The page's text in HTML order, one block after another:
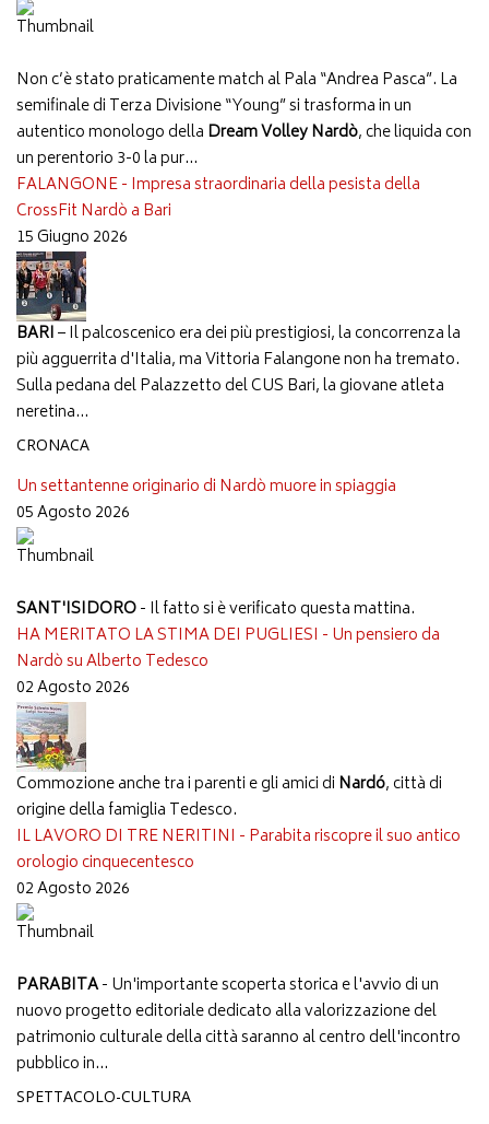
Non c’è stato praticamente match al Pala “Andrea Pasca”. La
semifinale di Terza Divisione “Young” si trasforma in un
autentico monologo della Dream Volley Nardò, che liquida con
un perentorio 3-0 la pur...
FALANGONE - Impresa straordinaria della pesista della
CrossFit Nardò a Bari
15 Giugno 2026
BARI– Il palcoscenico era dei più prestigiosi, la concorrenza la
più agguerrita d'Italia, ma Vittoria Falangone non ha tremato.
Sulla pedana del Palazzetto del CUS Bari, la giovane atleta
neretina...
CRONACA
Un settantenne originario di Nardò muore in spiaggia
05 Agosto 2026
SANT'ISIDORO- Il fatto si è verificato questa mattina.
HA MERITATO LA STIMA DEI PUGLIESI - Un pensiero da
Nardò su Alberto Tedesco
02 Agosto 2026
Commozione anche tra i parenti e gli amici di Nardó, città di
origine della famiglia Tedesco.
IL LAVORO DI TRE NERITINI - Parabita riscopre il suo antico
orologio cinquecentesco
02 Agosto 2026
PARABITA- Un'importante scoperta storica e l'avvio di un
nuovo progetto editoriale dedicato alla valorizzazione del
patrimonio culturale della città saranno al centro dell'incontro
pubblico in...
SPETTACOLO-CULTURA